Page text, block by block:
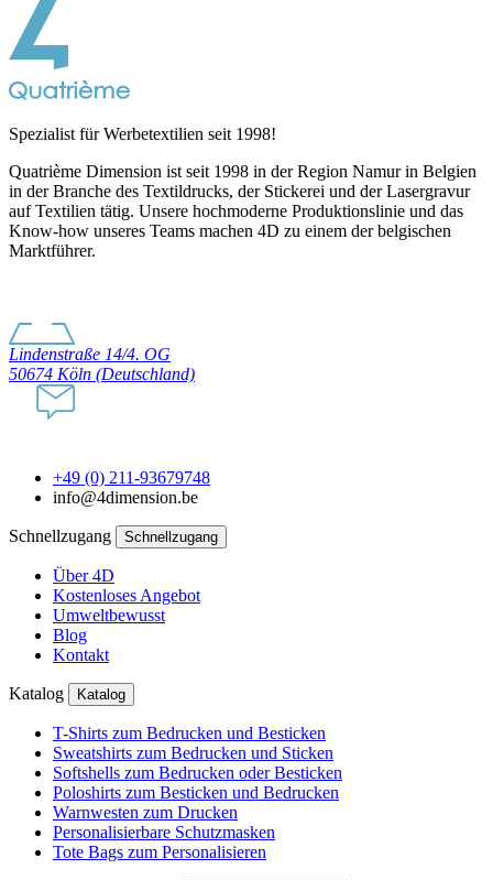
Spezialist für Werbetextilien seit 1998!
Quatrième Dimension ist seit 1998 in der Region Namur in Belgien
in der Branche des Textildrucks, der Stickerei und der Lasergravur
auf Textilien tätig. Unsere hochmoderne Produktionslinie und das
Know-how unseres Teams machen 4D zu einem der belgischen
Marktführer.
Lindenstraße 14/4. OG
50674 Köln (Deutschland)
+49 (0) 211-93679748
info@4dimension.be
Schnellzugang Schnellzugang
Über 4D
Kostenloses Angebot
Umweltbewusst
Blog
Kontakt
Katalog Katalog
T-Shirts zum Bedrucken und Besticken
Sweatshirts zum Bedrucken und Sticken
Softshells zum Bedrucken oder Besticken
Poloshirts zum Besticken und Bedrucken
Warnwesten zum Drucken
Personalisierbare Schutzmasken
Tote Bags zum Personalisieren